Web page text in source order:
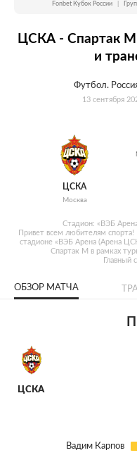
Fonbet Кубок России
ЦСКА - Спартак
и
Футбол.
13 сентября
ЦСКА
Москва
Стадион: «ВЭБ
Привет всем любителям спорта!
стадионе «ВЭБ Арена (Арена
Спартак М в рамках
Главный
ОБЗОР МАТЧА
ЦСКА
Вадим Карпов